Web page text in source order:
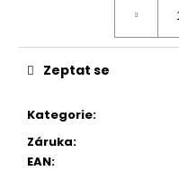
Kategorie:
Záruka:
EAN:
Zeptat se
1
Kč